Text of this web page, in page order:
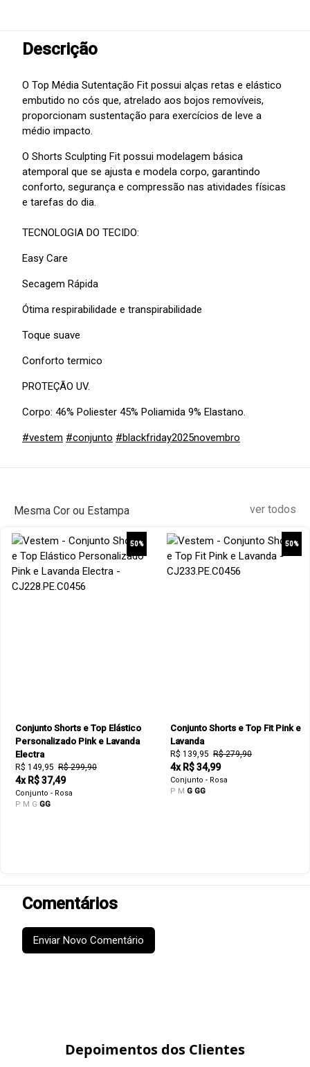
Descrição
O Top Média Sutentação Fit possui alças retas e elástico
embutido no cós que, atrelado aos bojos removíveis,
proporcionam sustentação para exercícios de leve a
médio impacto.
O Shorts Sculpting Fit possui modelagem básica
atemporal que se ajusta e modela corpo, garantindo
conforto, segurança e compressão nas atividades físicas
e tarefas do dia.
TECNOLOGIA DO TECIDO:
Easy Care
Secagem Rápida
Ótima respirabilidade e transpirabilidade
Toque suave
Conforto termico
PROTEÇÃO UV.
Corpo: 46% Poliester 45% Poliamida 9% Elastano.
#vestem #conjunto #blackfriday2025novembro
Mesma Cor ou Estampa ver todos
50%
Conjunto Shorts e Top Elástico
Personalizado Pink e Lavanda
Electra
R$ 149,95 R$ 299,90
4x R$ 37,49
Conjunto - Rosa
P M G GG
50%
Conjunto Shorts e Top Fit Pink e
Lavanda
R$ 139,95 R$ 279,90
4x R$ 34,99
Conjunto - Rosa
P M G GG
Comentários
Enviar Novo Comentário
Depoimentos dos Clientes